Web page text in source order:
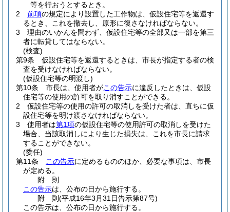
等を行おうとするとき。
2
前項の規定により設置した工作物は、仮設住宅等を返還す
るとき、これを撤去し、原形に復さなければならない。
3
理由のいかんを問わず、仮設住宅等の全部又は一部を第三
者に転貸してはならない。
(検査)
第9条
仮設住宅等を返還するときは、市長が指定する者の検
査を受けなければならない。
(仮設住宅等の明渡し)
第10条
市長は、使用者がこの告示に違反したときは、仮設
住宅等の使用の許可を取り消すことができる。
2
仮設住宅等の使用の許可の取消しを受けた者は、直ちに仮
設住宅等を明け渡さなければならない。
3
使用者は第1項の仮設住宅等の使用許可の取消しを受けた
場合、当該取消しにより生じた損失は、これを市長に請求
することができない。
(委任)
第11条
この告示に定めるもののほか、必要な事項は、市長
が定める。
附 則
この告示は、公布の日から施行する。
附 則(平成16年3月31日告示第87号)
この告示は、公布の日から施行する。